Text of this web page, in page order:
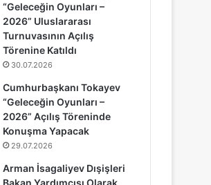
“Geleceğin Oyunları –
2026” Uluslararası
Turnuvasının Açılış
Törenine Katıldı
30.07.2026
Cumhurbaşkanı Tokayev
“Geleceğin Oyunları –
2026” Açılış Töreninde
Konuşma Yapacak
29.07.2026
Arman İsagaliyev Dışişleri
Bakan Yardımcısı Olarak